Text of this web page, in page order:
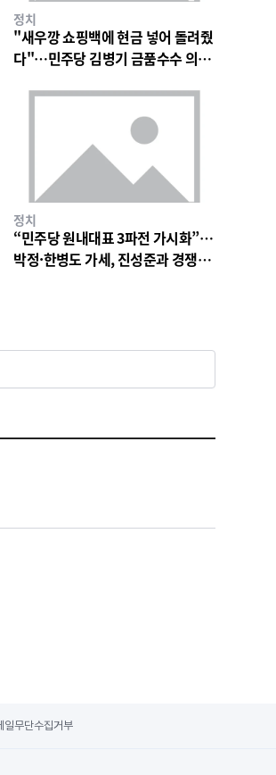
정치
"새우깡 쇼핑백에 현금 넣어 돌려줬
다"…민주당 김병기 금품수수 의혹
정치
“민주당 원내대표 3파전 가시화”…
박정·한병도 가세, 진성준과 경쟁
일무단수집거부